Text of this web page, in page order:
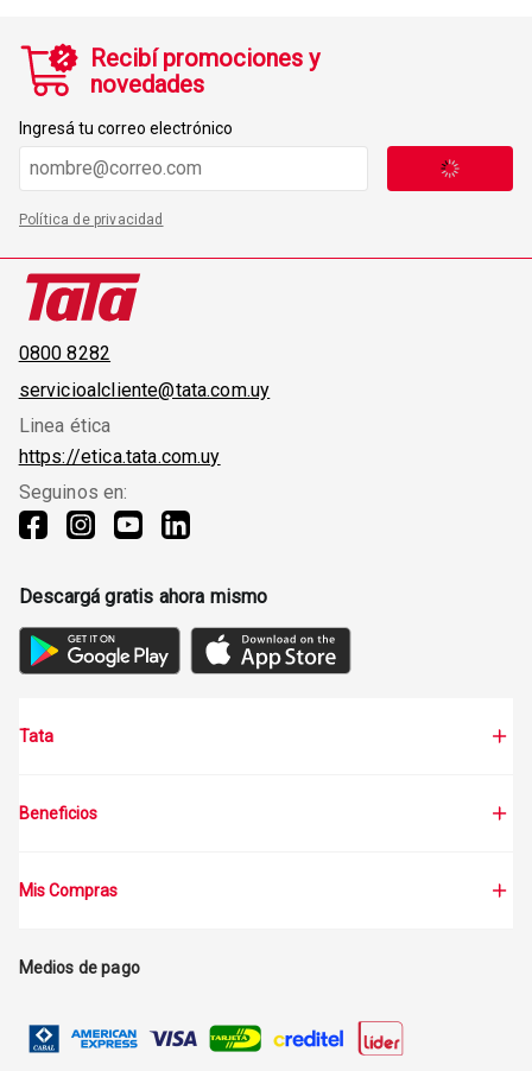
Recibí promociones y
novedades
Ingresá tu correo electrónico
Política de privacidad
0800 8282
servicioalcliente@tata.com.uy
Linea ética
https://etica.tata.com.uy
Seguinos en:
Descargá gratis ahora mismo
Tata
Beneficios
Mis Compras
Medios de pago